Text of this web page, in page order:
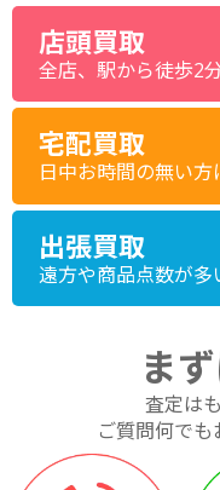
店頭買取
全店、駅から徒歩2
宅配買取
日中お時間の無い方
出張買取
遠方や商品点数が多
ま
査定は
ご質問何でも